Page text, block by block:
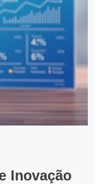
Inovação